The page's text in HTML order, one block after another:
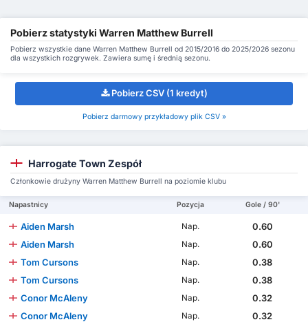
Pobierz statystyki Warren Matthew Burrell
Pobierz wszystkie dane Warren Matthew Burrell od 2015/2016 do 2025/2026 sezonu
dla wszystkich rozgrywek. Zawiera sumę i średnią sezonu.
Pobierz CSV (1 kredyt)
Pobierz darmowy przykładowy plik CSV »
Harrogate Town Zespół
Członkowie drużyny Warren Matthew Burrell na poziomie klubu
Napastnicy Pozycja Gole / 90'
Aiden Marsh Nap.
0.60
Aiden Marsh
Nap.
0.60
Tom Cursons
Nap.
0.38
Tom Cursons
Nap.
0.38
Conor McAleny
Nap.
0.32
Conor McAleny
Nap. 0.32